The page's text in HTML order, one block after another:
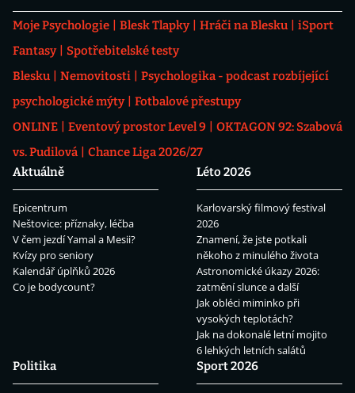
Moje Psychologie Blesk Tlapky Hráči na Blesku
iSport
Fantasy
Spotřebitelské testy
Blesku
Nemovitosti
Psychologika - podcast rozbíjející
psychologické mýty
Fotbalové přestupy
ONLINE
Eventový prostor Level 9
OKTAGON 92: Szabová
vs. Pudilová
Chance Liga 2026/27
Aktuálně
Epicentrum
Neštovice: příznaky, léčba
V čem jezdí Yamal a Mesii?
Kvízy pro seniory
Kalendář úplňků 2026
Co je bodycount?
Léto 2026
Karlovarský filmový festival
2026
Znamení, že jste potkali
někoho z minulého života
Astronomické úkazy 2026:
zatmění slunce a další
Jak obléci miminko při
vysokých teplotách?
Jak na dokonalé letní mojito
6 lehkých letních salátů
Politika
Sport 2026